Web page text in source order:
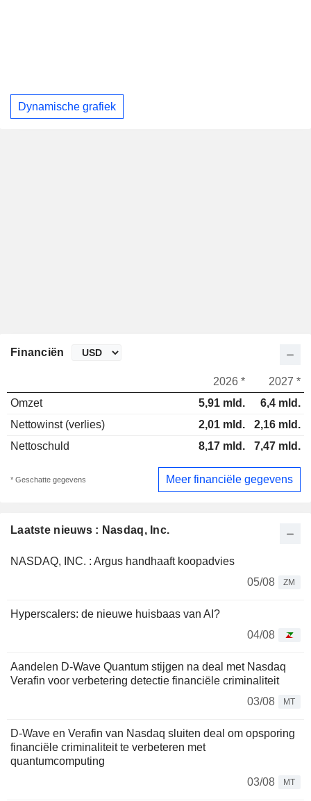
Dynamische grafiek
Laatste nieuws : Nasdaq, Inc.
NASDAQ, INC. : Argus handhaaft koopadvies
05/08
ZM
Hyperscalers: de nieuwe huisbaas van AI?
04/08
Aandelen D-Wave Quantum stijgen na deal met Nasdaq
Verafin voor verbetering detectie financiële criminaliteit
03/08
MT
D-Wave en Verafin van Nasdaq sluiten deal om opsporing
financiële criminaliteit te verbeteren met
quantumcomputing
03/08
MT
Financiën
2026 *
2027 *
Omzet
5,91 mld.
6,4 mld.
Nettowinst (verlies)
2,01 mld.
2,16 mld.
Nettoschuld
8,17 mld. 7,47 mld.
* Geschatte gegevens Meer financiële gegevens